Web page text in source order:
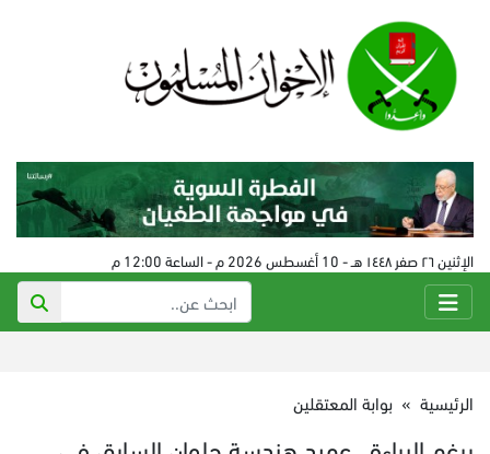
الإثنين ٢٦ صفر ١٤٤٨ هـ - 10 أغسطس 2026 م - الساعة 12:00 م
الرئيسية » بوابة المعتقلين